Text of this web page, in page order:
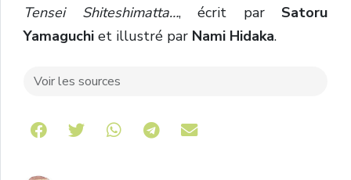
Tensei Shiteshimatta…, écrit par Satoru
Yamaguchi et illustré par Nami Hidaka.
Voir les sources
Share on Telegram